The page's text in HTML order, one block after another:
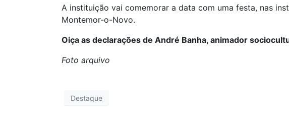
A instituição vai comemorar a data com uma festa, nas
Montemor-o-Novo.
Oiça as declarações de André Banha, animador
Foto arquivo
Destaque